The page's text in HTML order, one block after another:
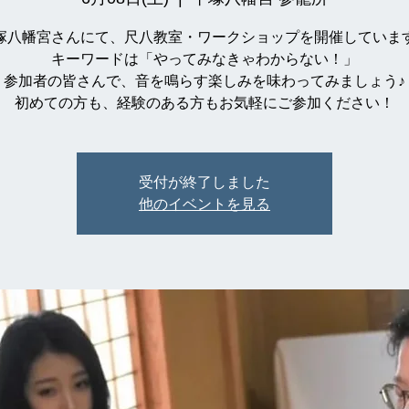
八幡宮さんにて、尺八教室・ワークショップを開催していま
キーワードは「やってみなきゃわからない！」
参加者の皆さんで、音を鳴らす楽しみを味わってみましょう♪
初めての方も、経験のある方もお気軽にご参加ください！
受付が終了しました
他のイベントを見る